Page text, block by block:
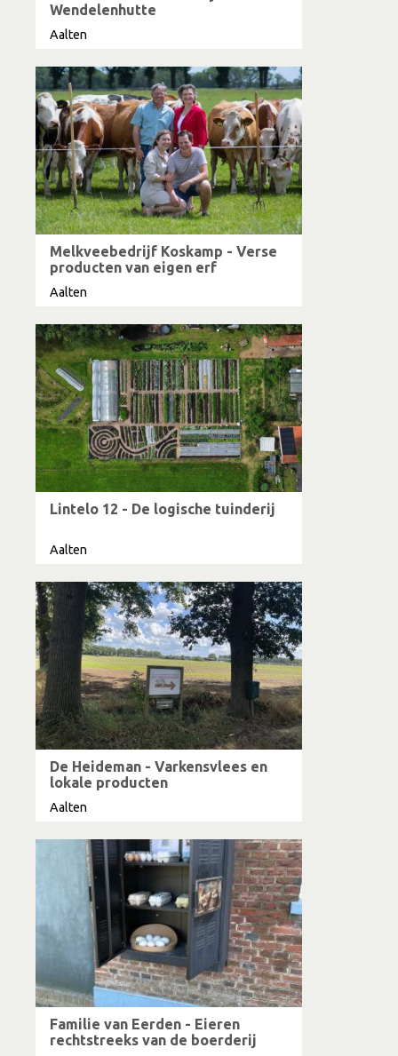
Wendelenhutte
Aalten
Melkveebedrijf Koskamp - Verse
producten van eigen erf
Aalten
Lintelo 12 - De logische tuinderij
Aalten
De Heideman - Varkensvlees en
lokale producten
Aalten
Familie van Eerden - Eieren
rechtstreeks van de boerderij